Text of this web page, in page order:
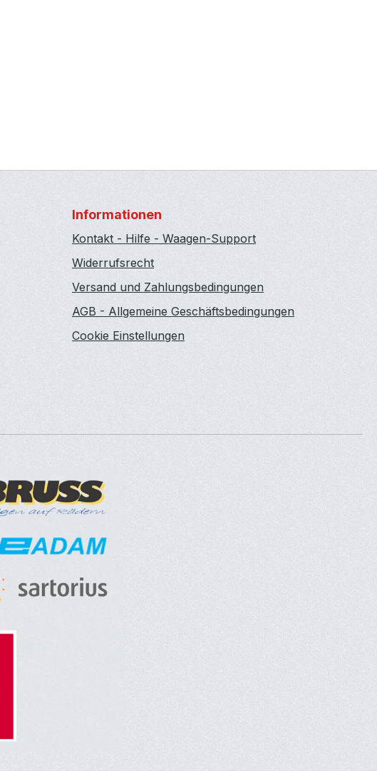
Informationen
Kontakt - Hilfe - Waagen-Support
Widerrufsrecht
Versand und Zahlungsbedingungen
AGB - Allgemeine Geschäftsbedingungen
Cookie Einstellungen